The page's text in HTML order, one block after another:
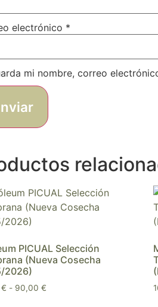
electrónico *
mi nombre, correo
PICUAL Selección
(Nueva Cosecha
2026)
€ - 90,00 €